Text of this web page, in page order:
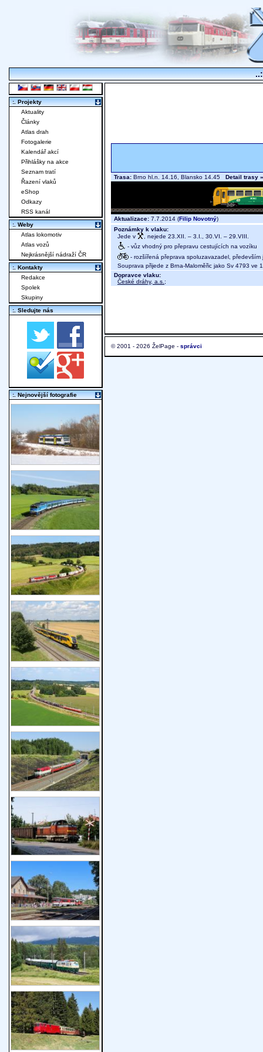
Trasa: Brno hl.n. 14.16, Blansko 14.45 Detail trasy »
Aktualizace: 7.7.2014 (Filip Novotný)
Poznámky k vlaku:
Jede v
, nejede 23.XII. – 3.I., 30.VI. – 29.VIII.
- vůz vhodný pro přepravu cestujících na vozíku
- rozšířená přeprava spoluzavazadel, především
Souprava přijede z Brna-Maloměřic jako Sv 4793 ve
Dopravce vlaku:
České dráhy, a.s. ;
© 2001 - 2026 ŽelPage - správci
:. Projekty
Aktuality
Články
Atlas drah
Fotogalerie
Kalendář akcí
Přihlášky na akce
Seznam tratí
Řazení vlaků
eShop
Odkazy
RSS kanál
:. Weby
Atlas lokomotiv
Atlas vozů
Nejkrásnější nádraží ČR
:. Kontakty
Redakce
Spolek
Skupiny
:. Sledujte nás
:. Nejnovější fotografie